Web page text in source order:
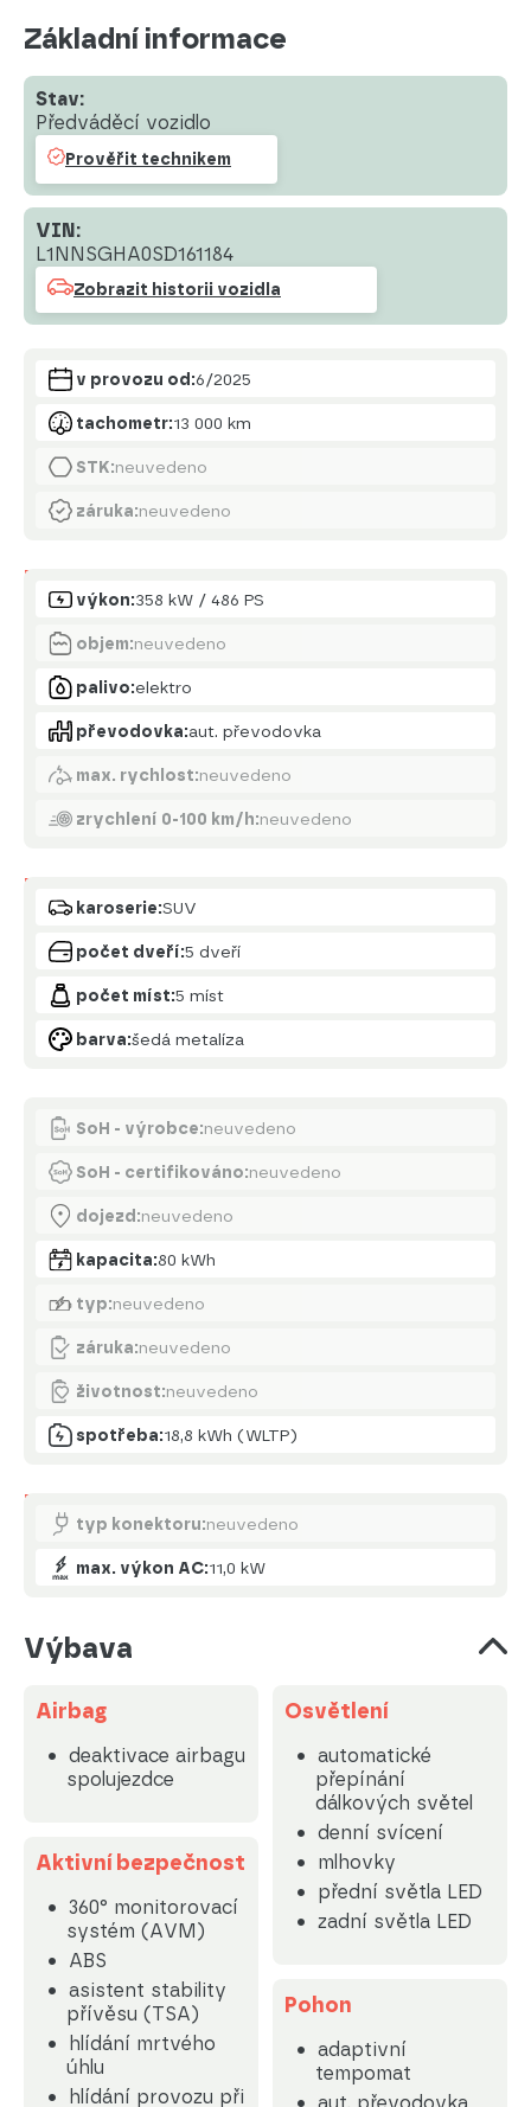
Základní informace
Stav:
Předváděcí vozidlo
Prověřit technikem
VIN:
L1NNSGHA0SD161184
Zobrazit historii vozidla
v provozu od:6/2025
tachometr:13 000 km
STK:neuvedeno
záruka:neuvedeno
Motor
výkon:358 kW / 486 PS
objem:neuvedeno
palivo:elektro
převodovka:aut. převodovka
max. rychlost:neuvedeno
zrychlení 0-100 km/h:neuvedeno
Karoserie
karoserie:SUV
počet dveří:5 dveří
počet míst:5 míst
barva:šedá metalíza
SoH - výrobce:neuvedeno
SoH - certifikováno:neuvedeno
dojezd:neuvedeno
kapacita:80 kWh
typ:neuvedeno
záruka:neuvedeno
životnost:neuvedeno
spotřeba:18,8 kWh (WLTP)
Nabíjení
typ konektoru:neuvedeno
max. výkon AC:11,0 kW
Výbava
Airbag
deaktivace airbagu
spolujezdce
Aktivní bezpečnost
360° monitorovací
systém (AVM)
ABS
asistent stability
přívěsu (TSA)
hlídání mrtvého
úhlu
hlídání provozu při
Osvětlení
automatické
přepínání
dálkových světel
denní svícení
mlhovky
přední světla LED
zadní světla LED
Pohon
adaptivní
tempomat